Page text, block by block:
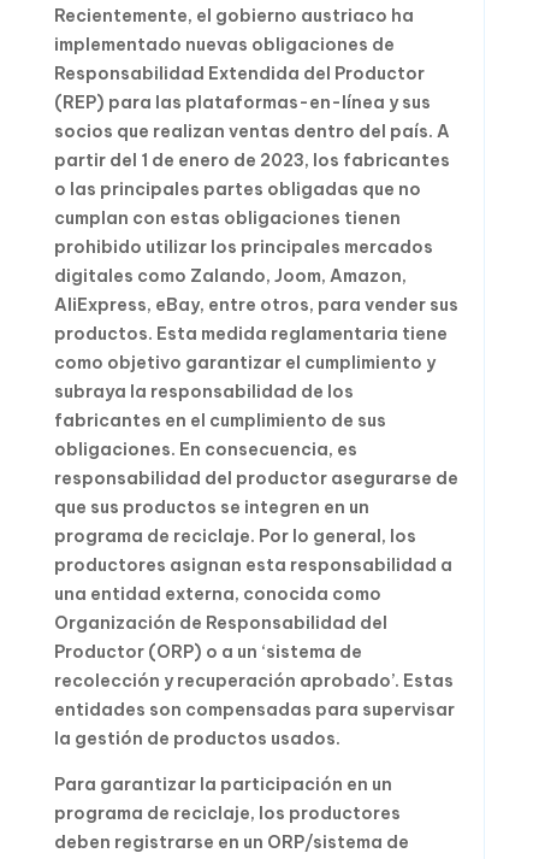
Recientemente, el gobierno austriaco ha
implementado nuevas obligaciones de
Responsabilidad Extendida del Productor
(REP) para las plataformas-en-línea y sus
socios que realizan ventas dentro del país. A
partir del 1 de enero de 2023, los fabricantes
o las principales partes obligadas que no
cumplan con estas obligaciones tienen
prohibido utilizar los principales mercados
digitales como Zalando, Joom, Amazon,
AliExpress, eBay, entre otros, para vender sus
productos. Esta medida reglamentaria tiene
como objetivo garantizar el cumplimiento y
subraya la responsabilidad de los
fabricantes en el cumplimiento de sus
obligaciones. En consecuencia, es
responsabilidad del productor asegurarse de
que sus productos se integren en un
programa de reciclaje. Por lo general, los
productores asignan esta responsabilidad a
una entidad externa, conocida como
Organización de Responsabilidad del
Productor (ORP) o a un ‘sistema de
recolección y recuperación aprobado’. Estas
entidades son compensadas para supervisar
la gestión de productos usados.
Para garantizar la participación en un
programa de reciclaje, los productores
deben registrarse en un ORP/sistema de